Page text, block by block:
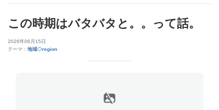
この時期はバタバタと。。って話。
2026年06月15日
テーマ： 地域◇region